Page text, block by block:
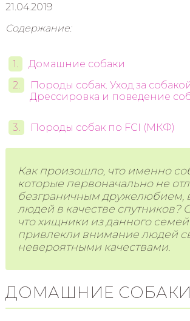
21.04.2019
Содержание:
Домашние собаки
Породы собак. Уход за
Дрессировка и поведение
Породы собак по FCI (МКФ)
Как произошло, что именно
которые первоначально не
безграничным дружелюбием,
людей в качестве спутников?
что хищники из данного
привлекли внимание людей
невероятными качествами.
ДОМАШНИЕ СОБАКИ